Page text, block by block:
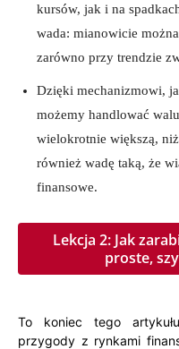
kursów, jak i na
wada: mianowicie
zarówno przy trendzie
Dzięki mechanizmowi,
możemy handlować
wielokrotnie większą,
również wadę taką, że
finansowe.
Lekcja 2: Jak
proste,
To koniec tego
przygody z rynkami